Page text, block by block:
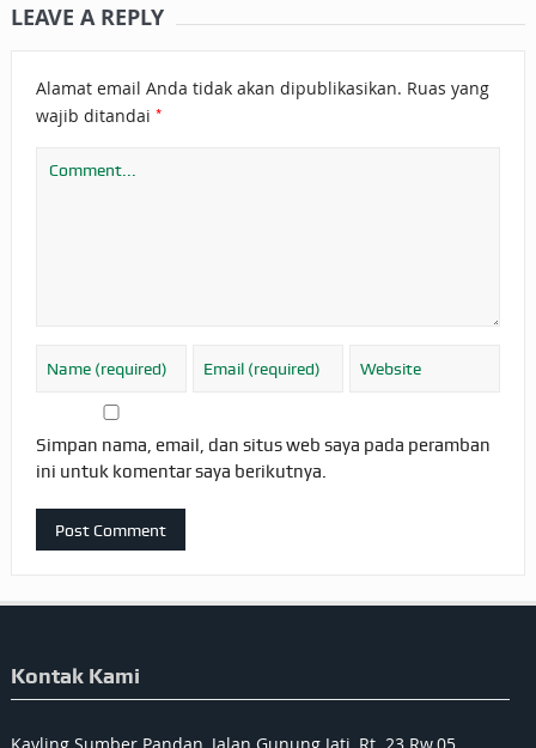
LEAVE A REPLY
Alamat email Anda tidak akan dipublikasikan. Ruas yang
wajib ditandai *
Simpan nama, email, dan situs web saya pada peramban
ini untuk komentar saya berikutnya.
Kontak Kami
Kavling Sumber Pandan, Jalan Gunung Jati, Rt. 23 Rw.05